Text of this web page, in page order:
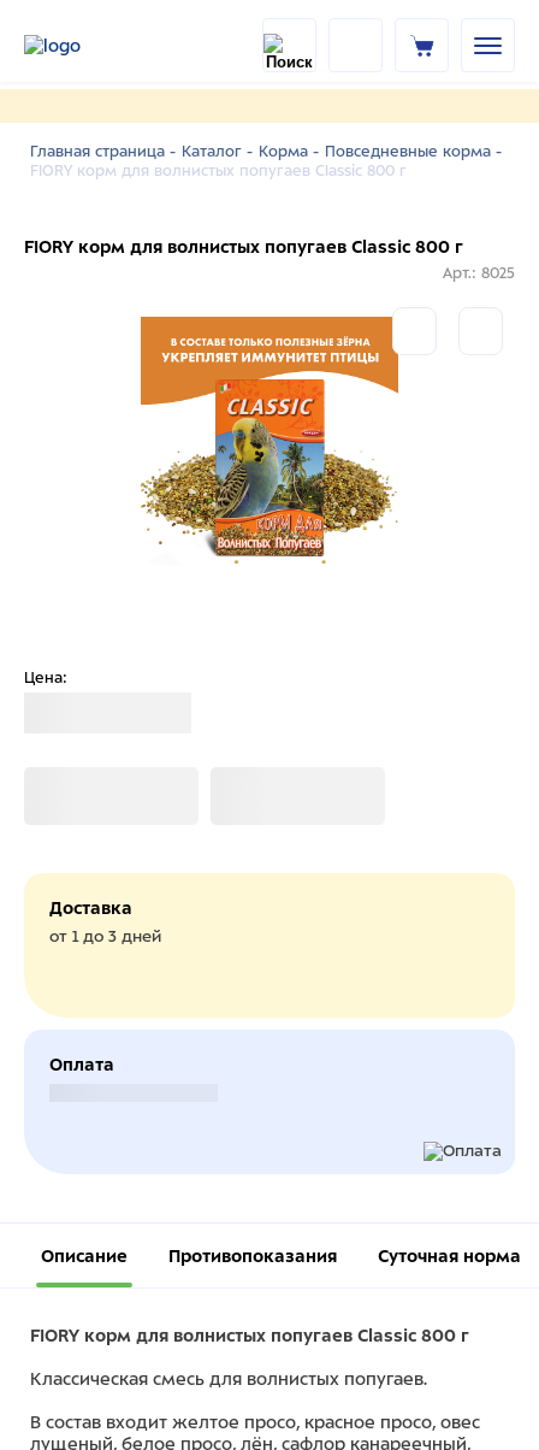
Главная страница - Каталог - Корма - Повседневные корма -
FIORY корм для волнистых попугаев Classic 800 г
FIORY корм для волнистых попугаев Classic 800 г
Арт.: 8025
Цена:
Доставка
от 1 до 3 дней
Оплата
Описание Противопоказания Суточная норма
FIORY корм для волнистых попугаев Classic 800 г
Классическая смесь для волнистых попугаев.
В состав входит желтое просо, красное просо, овес
лущеный, белое просо, лён, сафлор канареечный,